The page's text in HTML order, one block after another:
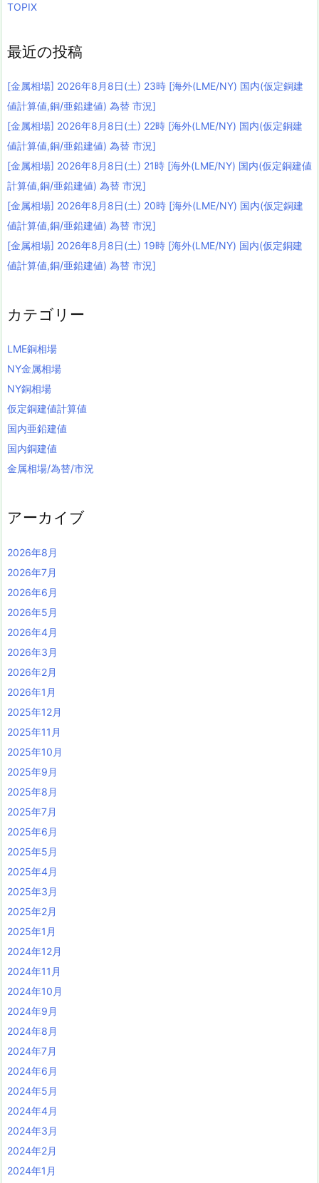
TOPIX
最近の投稿
[金属相場] 2026年8月8日(土) 23時 [海外(LME/NY) 国内(仮定銅建
値計算値,銅/亜鉛建値) 為替 市況]
[金属相場] 2026年8月8日(土) 22時 [海外(LME/NY) 国内(仮定銅建
値計算値,銅/亜鉛建値) 為替 市況]
[金属相場] 2026年8月8日(土) 21時 [海外(LME/NY) 国内(仮定銅建値
計算値,銅/亜鉛建値) 為替 市況]
[金属相場] 2026年8月8日(土) 20時 [海外(LME/NY) 国内(仮定銅建
値計算値,銅/亜鉛建値) 為替 市況]
[金属相場] 2026年8月8日(土) 19時 [海外(LME/NY) 国内(仮定銅建
値計算値,銅/亜鉛建値) 為替 市況]
カテゴリー
LME銅相場
NY金属相場
NY銅相場
仮定銅建値計算値
国内亜鉛建値
国内銅建値
金属相場/為替/市況
アーカイブ
2026年8月
2026年7月
2026年6月
2026年5月
2026年4月
2026年3月
2026年2月
2026年1月
2025年12月
2025年11月
2025年10月
2025年9月
2025年8月
2025年7月
2025年6月
2025年5月
2025年4月
2025年3月
2025年2月
2025年1月
2024年12月
2024年11月
2024年10月
2024年9月
2024年8月
2024年7月
2024年6月
2024年5月
2024年4月
2024年3月
2024年2月
2024年1月